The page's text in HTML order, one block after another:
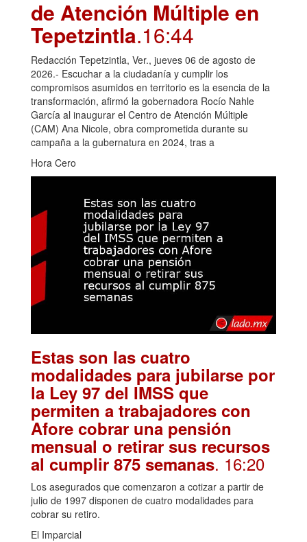
de Atención Múltiple en
Tepetzintla.16:44
Redacción Tepetzintla, Ver., jueves 06 de agosto de
2026.- Escuchar a la ciudadanía y cumplir los
compromisos asumidos en territorio es la esencia de la
transformación, afirmó la gobernadora Rocío Nahle
García al inaugurar el Centro de Atención Múltiple
(CAM) Ana Nicole, obra comprometida durante su
campaña a la gubernatura en 2024, tras a
Hora Cero
Estas son las cuatro
modalidades para jubilarse por
la Ley 97 del IMSS que
permiten a trabajadores con
Afore cobrar una pensión
mensual o retirar sus recursos
al cumplir 875 semanas. 16:20
Los asegurados que comenzaron a cotizar a partir de
julio de 1997 disponen de cuatro modalidades para
cobrar su retiro.
El Imparcial